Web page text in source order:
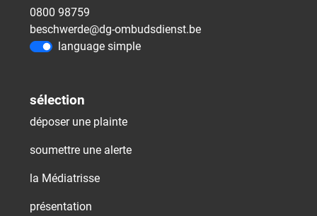
0800 98759
beschwerde@dg-ombudsdienst.be
language simple
sélection
déposer une plainte
soumettre une alerte
la Médiatrisse
présentation